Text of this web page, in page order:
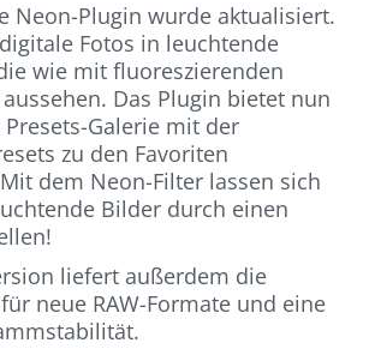
Neon-Plugin wurde aktualisiert.
Fotos in leuchtende
wie mit fluoreszierenden
Das Plugin bietet nun
Galerie mit der
zu den Favoriten
dem Neon-Filter lassen sich
Bilder durch einen
liefert außerdem die
neue RAW-Formate und eine